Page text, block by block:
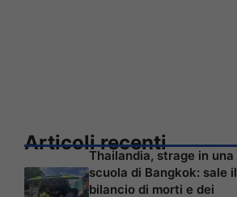
Articoli recenti
Thailandia, strage in una
scuola di Bangkok: sale il
bilancio di morti e dei